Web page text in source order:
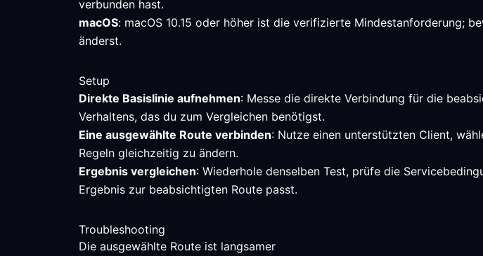
verbunden hast.
macOS: macOS 10.15 oder höher ist die verifizierte Mindestanforderung;
änderst.
Setup
Direkte Basislinie aufnehmen: Messe die direkte Verbindung für die
Verhaltens, das du zum Vergleichen benötigst.
Eine ausgewählte Route verbinden: Nutze einen unterstützten Client,
Regeln gleichzeitig zu ändern.
Ergebnis vergleichen: Wiederhole denselben Test, prüfe die
Ergebnis zur beabsichtigten Route passt.
Troubleshooting
Die ausgewählte Route ist langsamer